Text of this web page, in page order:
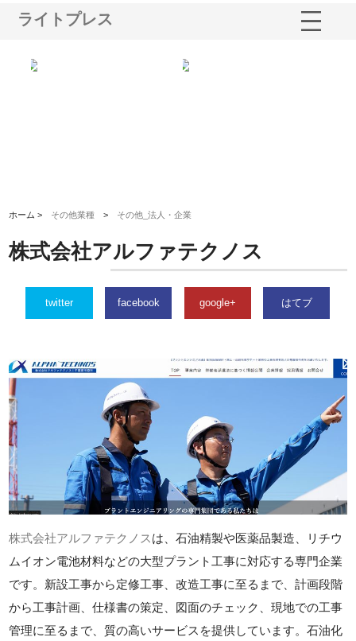
ライトプレス
ホーム > その他業種 > その他_法人・企業
株式会社アルファテクノス
twitter facebook google+ はてブ
株式会社アルファテクノス は、石油精製や医薬品製造、リチウ
ムイオン電池材料などの大型プラント工事に対応する専門企業
です。新設工事から定修工事、改造工事に至るまで、計画段階
から工事計画、仕様書の策定、図面のチェック、現地での工事
管理に至るまで、質の高いサービスを提供しています。石油化